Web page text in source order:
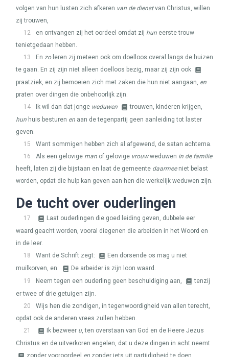
volgen van hun lusten zich afkeren van de dienstvan Christus, willen
zij trouwen,
12
en ontvangen zij het oordeel omdat zij hun eerste trouw
tenietgedaan hebben.
13
En zoleren zij meteen ook om doelloos overal langs de huizen
te gaan. En zij zijn niet alleen doelloos bezig, maar zij zijn ook
praatziek, en zij bemoeien zich met zaken die hun niet aangaan, en
praten over dingen die onbehoorlijk zijn.
14
Ik wil dan dat jonge weduwen
trouwen, kinderen krijgen,
hun huis besturen en aan de tegenpartij geen aanleiding tot laster
geven.
15
Want sommigen hebben zich al afgewend, de satan achterna.
16
Als een gelovige man of gelovige vrouwweduwen in de familie
heeft, laten zij die bijstaan en laat de gemeente daarmeeniet belast
worden, opdat die hulp kan geven aan hen die werkelijk weduwen zijn.
De tucht over ouderlingen
17
Laat ouderlingen die goed leiding geven, dubbele eer
waard geacht worden, vooral diegenen die arbeiden in het Woord en
in de leer.
18
Want de Schrift zegt:
Een dorsende os mag u niet
muilkorven, en:
De arbeider is zijn loon waard.
19
Neem tegen een ouderling geen beschuldiging aan,
tenzij
er twee of drie getuigen zijn.
20
Wijs hen die zondigen, in tegenwoordigheid van allen terecht,
opdat ook de anderen vrees zullen hebben.
21
Ik bezweer u, ten overstaan van God en de Heere Jezus
Christus en de uitverkoren engelen, dat u deze dingen in acht neemt
zonder vooroordeel en zonder iets uit partijdigheid te doen.